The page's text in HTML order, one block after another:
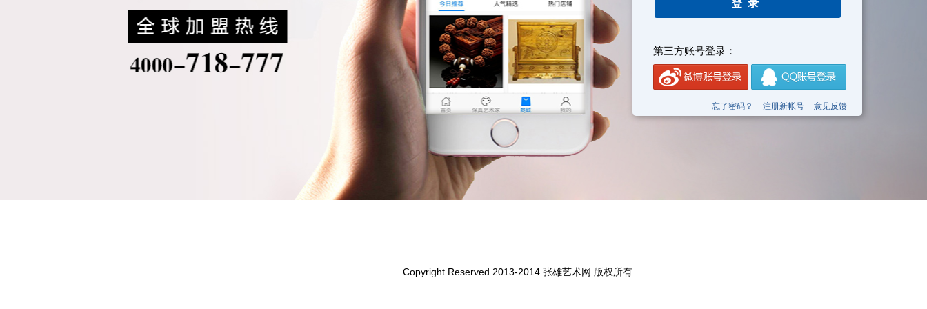
第三方账号登录：
忘了密码？ 注册新帐号 意见反馈
Copyright Reserved 2013-2014 张雄艺术网 版权所有